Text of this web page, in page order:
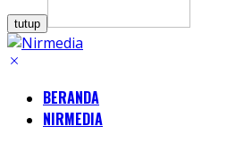
tutup
BERANDA
NIRMEDIA